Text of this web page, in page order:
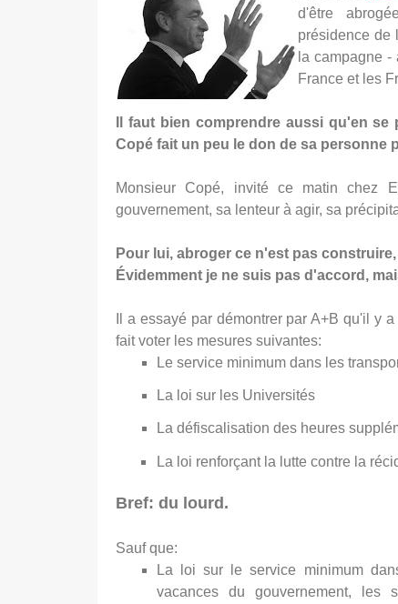
d'être
présidence de
la campagne
France et les
Il faut bien comprendre aussi qu'en
Copé fait un peu le don de sa personne
Monsieur Copé, invité ce matin chez
gouvernement, sa lenteur à agir, sa
Pour lui, abroger ce n'est pas
Évidemment je ne suis pas d'accord,
Il a essayé par démontrer par A+B qu'il y
fait voter les mesures suivantes:
Le service minimum dans les
La loi sur les Universités
La défiscalisation des heures
La loi renforçant la lutte contre la
Bref: du lourd.
Sauf que:
La loi sur le service minimum
vacances du gouvernement, les